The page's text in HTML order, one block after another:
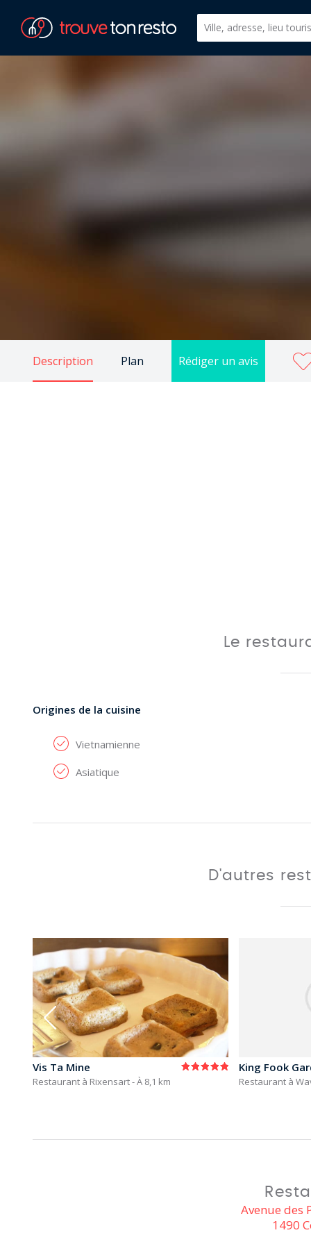
Description Plan Rédiger un avis
Le
Origines de la cuisine
Vietnamienne
Asiatique
D'autres
Vis Ta Mine
Restaurant à Rixensart- À 8,1 km
King Fook
Restaurant à
Avenue des
1490